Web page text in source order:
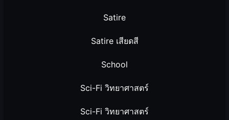
Satire
Satire เสียดสี
School
Sci-Fi วิทยาศาสตร์
Sci-Fi วิทยาศาสตร์